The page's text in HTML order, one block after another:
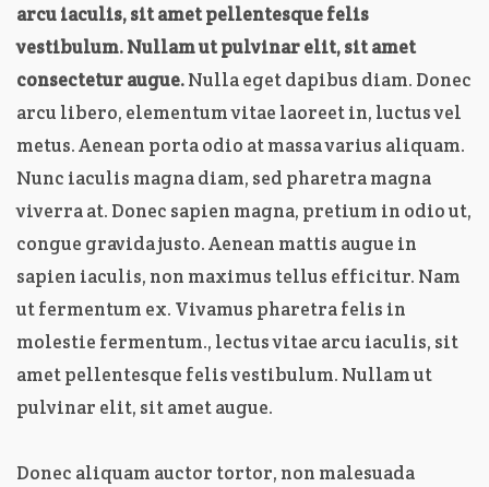
arcu iaculis, sit amet pellentesque felis
vestibulum. Nullam ut pulvinar elit, sit amet
consectetur augue.Nulla eget dapibus diam. Donec
arcu libero, elementum vitae laoreet in, luctus vel
metus. Aenean porta odio at massa varius aliquam.
Nunc iaculis magna diam, sed pharetra magna
viverra at. Donec sapien magna, pretium in odio ut,
congue gravida justo. Aenean mattis augue in
sapien iaculis, non maximus tellus efficitur. Nam
ut fermentum ex. Vivamus pharetra felis in
molestie fermentum., lectus vitae arcu iaculis, sit
amet pellentesque felis vestibulum. Nullam ut
pulvinar elit, sit amet augue.
Donec aliquam auctor tortor, non malesuada